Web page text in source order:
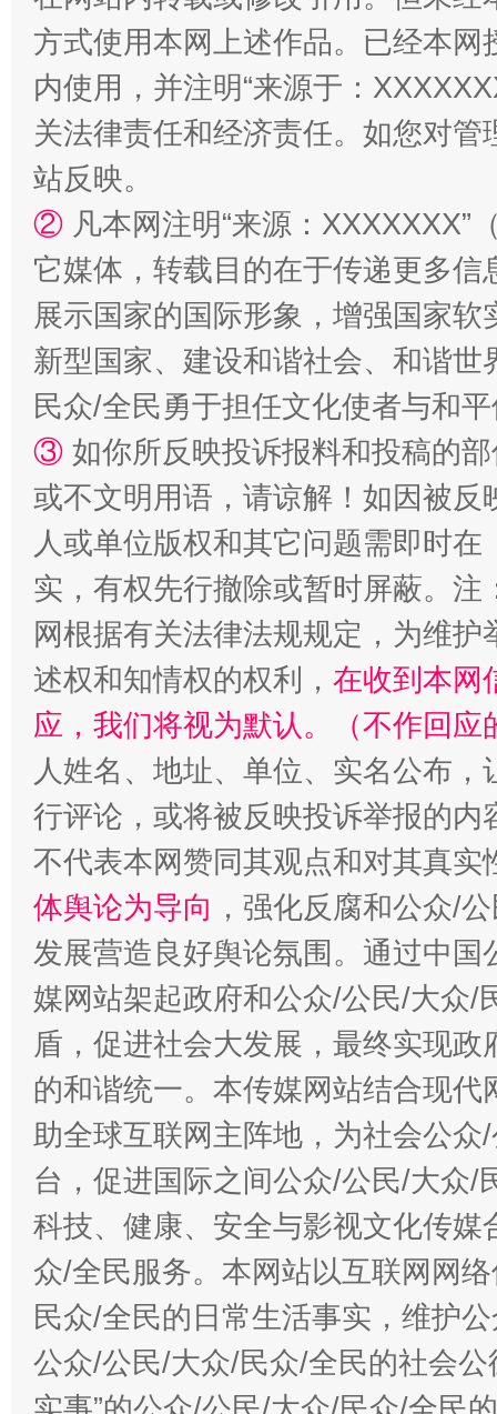
国家大学科技园优化重塑工作
扯下公款旅游的“隐身衣” 如何以
“蜀中异人”王建安的艺术幻境
方式使用本网上述作品。已经本
内使用，并注明“来源于：
关法律责任和经济责任。如您对
站反映。
② 凡本网注明“来源：
它媒体，转载目的在于传递更多
展示国家的国际形象，增强国家
新型国家、建设和谐社会、和谐
民众/全民勇于担任文化使者与和
③ 如你所反映投诉报料和投稿的
或不文明用语，请谅解！如因被
人或单位版权和其它问题需即时在
实，有权先行撤除或暂时屏蔽。
网根据有关法律法规规定，为维
述权和知情权的权利， 在收到本网
应，我们将视为默认。（不作回应
人姓名、地址、单位、实名公布
行评论，或将被反映投诉举报的
不代表本网赞同其观点和对其真实
体舆论为导向 ，强化反腐和公众/
发展营造良好舆论氛围。通过中
媒网站架起政府和公众/公民/大众/
盾，促进社会大发展，最终实现
的和谐统一。本传媒网站结合现
助全球互联网主阵地，为社会公
台，促进国际之间公众/公民/大众/
科技、健康、安全与影视文化传
众/全民服务。本网站以互联网网
民众/全民的日常生活事实，维护
公众/公民/大众/民众/全民的社会公